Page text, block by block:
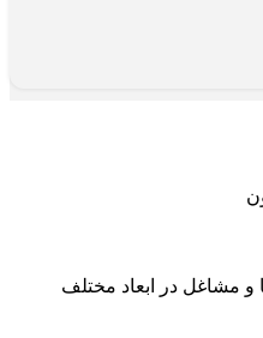
مشاغل در ابعاد مختلف